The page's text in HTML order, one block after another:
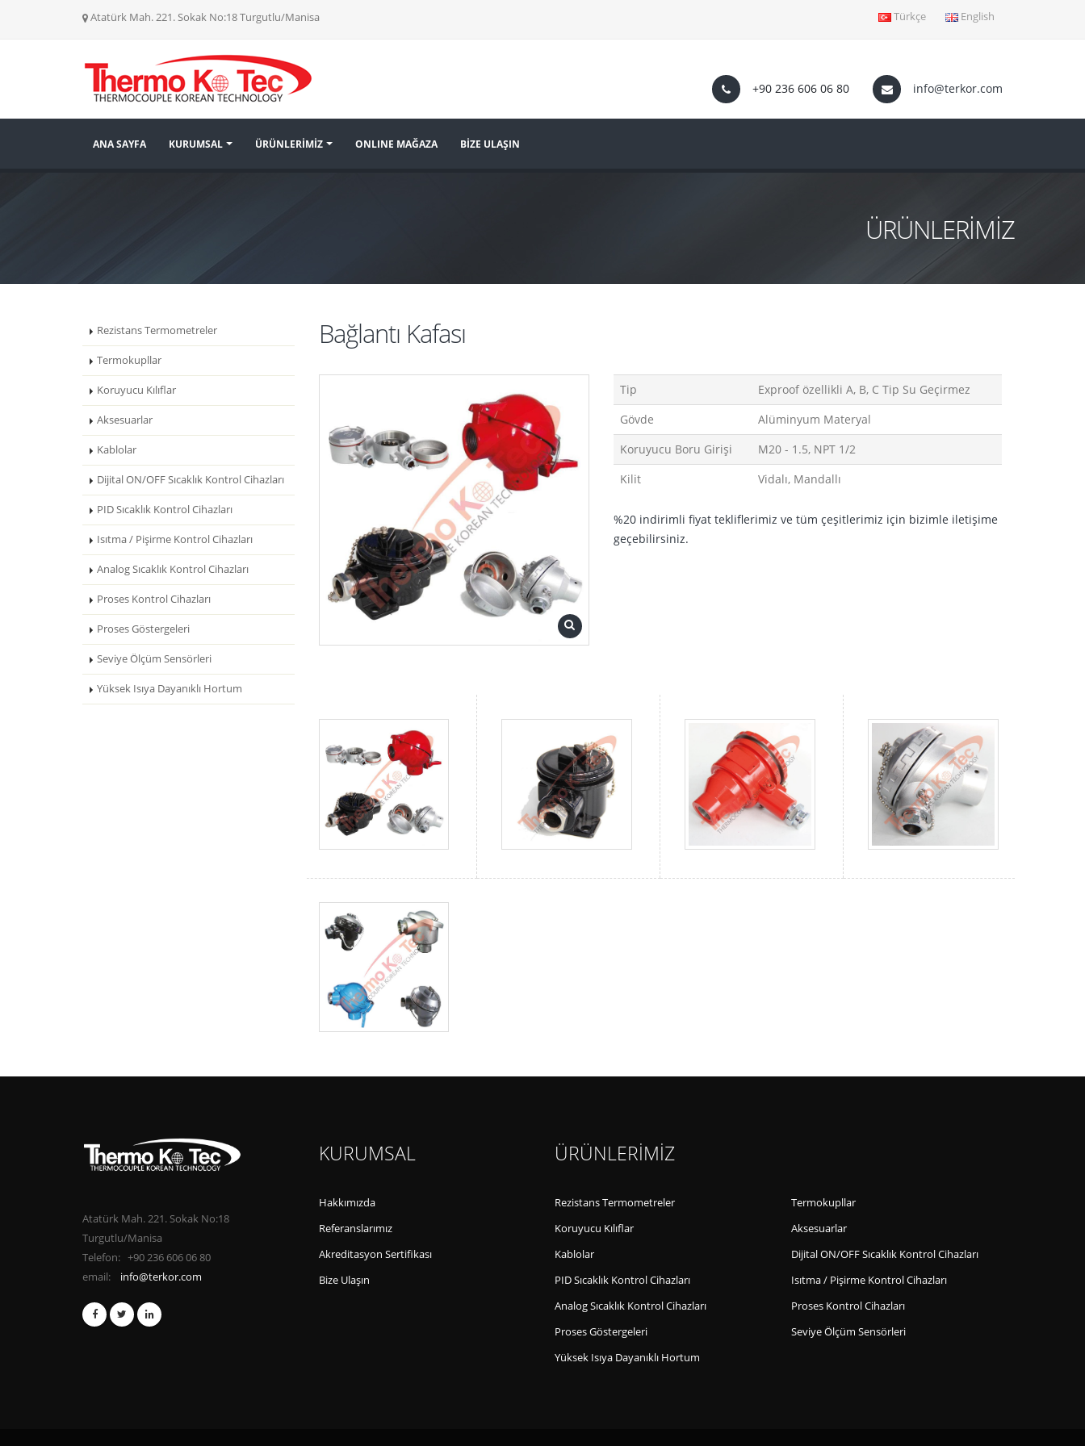
Türkçe English
Atatürk Mah. 221. Sokak No:18 Turgutlu/Manisa
+90 236 606 06 80 info@terkor.com
ANA SAYFA KURUMSAL ÜRÜNLERİMİZ ONLINE MAĞAZA BİZE ULAŞIN
ÜRÜNLERİMİZ
Rezistans Termometreler
Termokupllar
Koruyucu Kılıflar
Aksesuarlar
Kablolar
Dijital ON/OFF Sıcaklık Kontrol Cihazları
PID Sıcaklık Kontrol Cihazları
Isıtma / Pişirme Kontrol Cihazları
Analog Sıcaklık Kontrol Cihazları
Proses Kontrol Cihazları
Proses Göstergeleri
Seviye Ölçüm Sensörleri
Yüksek Isıya Dayanıklı Hortum
Bağlantı Kafası
Tip
Exproof özellikli A, B, C Tip Su Geçirmez
Gövde
Alüminyum Materyal
Koruyucu Boru Girişi
M20 - 1.5, NPT 1/2
Kilit
Vidalı, Mandallı
%20 indirimli fiyat tekliflerimiz ve tüm çeşitlerimiz için bizimle iletişime
geçebilirsiniz.
Atatürk Mah. 221. Sokak No:18
Turgutlu/Manisa
Telefon: +90 236 606 06 80
email: info@terkor.com
KURUMSAL
Hakkımızda
Referanslarımız
Akreditasyon Sertifikası
Bize Ulaşın
ÜRÜNLERİMİZ
Rezistans Termometreler
Termokupllar
Koruyucu Kılıflar
Aksesuarlar
Kablolar
Dijital ON/OFF Sıcaklık Kontrol Cihazları
PID Sıcaklık Kontrol Cihazları
Isıtma / Pişirme Kontrol Cihazları
Analog Sıcaklık Kontrol Cihazları
Proses Kontrol Cihazları
Proses Göstergeleri
Seviye Ölçüm Sensörleri
Yüksek Isıya Dayanıklı Hortum